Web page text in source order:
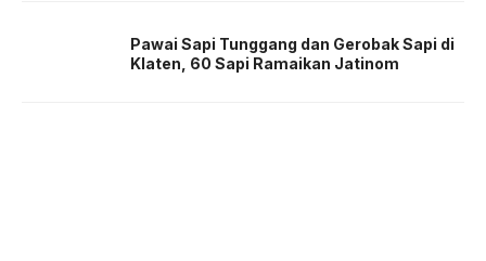
Pawai Sapi Tunggang dan Gerobak Sapi di
Klaten, 60 Sapi Ramaikan Jatinom